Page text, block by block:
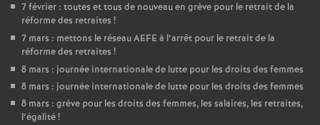
7 février : toutes et tous de nouveau en grève pour le retrait de la
réforme des retraites !
7 mars : mettons le réseau AEFE à l’arrêt pour le retrait de la
réforme des retraites !
8 mars : journée internationale de lutte pour les droits des femmes
8 mars : journée internationale de lutte pour les droits des femmes
8 mars : grève pour les droits des femmes, les salaires, les retraites,
l’égalité!